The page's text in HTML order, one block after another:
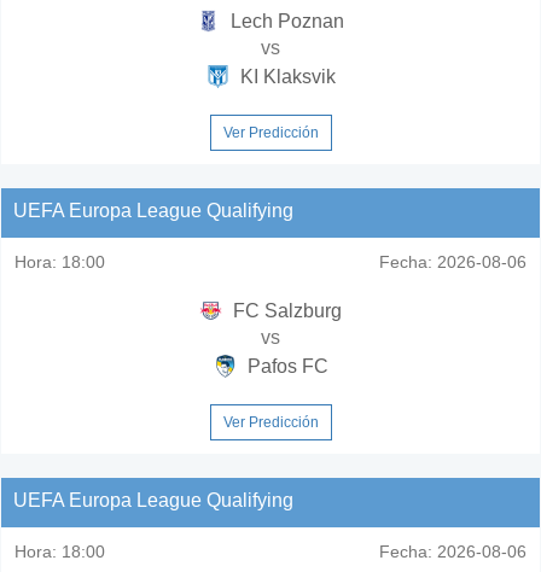
Lech Poznan
vs
KI Klaksvik
Ver Predicción
UEFA Europa League Qualifying
Hora: 18:00 Fecha: 2026-08-06
FC Salzburg
vs
Pafos FC
Ver Predicción
UEFA Europa League Qualifying
Hora: 18:00 Fecha: 2026-08-06